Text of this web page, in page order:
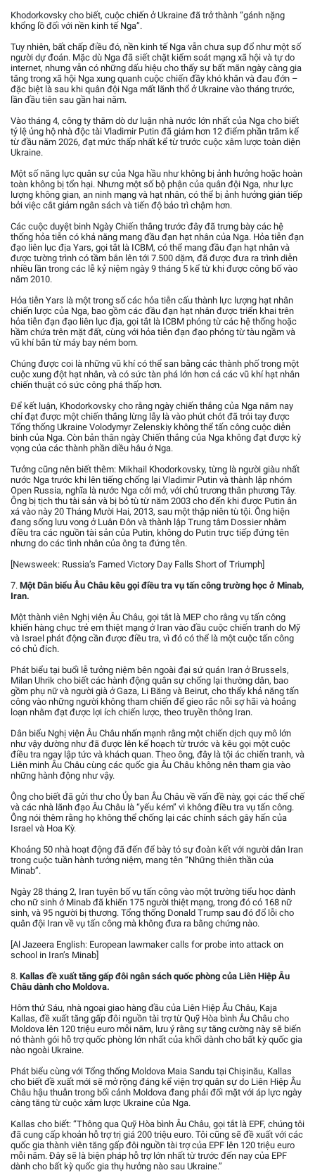
Khodorkovsky cho biết, cuộc chiến ở Ukraine đã trở thành “gánh nặng
khổng lồ đối với nền kinh tế Nga”.
Tuy nhiên, bất chấp điều đó, nền kinh tế Nga vẫn chưa sụp đổ như một số
người dự đoán. Mặc dù Nga đã siết chặt kiểm soát mạng xã hội và tự do
internet, nhưng vẫn có những dấu hiệu cho thấy sự bất mãn ngày càng gia
tăng trong xã hội Nga xung quanh cuộc chiến đầy khó khăn và đau đớn –
đặc biệt là sau khi quân đội Nga mất lãnh thổ ở Ukraine vào tháng trước,
lần đầu tiên sau gần hai năm.
Vào tháng 4, công ty thăm dò dư luận nhà nước lớn nhất của Nga cho biết
tỷ lệ ủng hộ nhà độc tài Vladimir Putin đã giảm hơn 12 điểm phần trăm kể
từ đầu năm 2026, đạt mức thấp nhất kể từ trước cuộc xâm lược toàn diện
Ukraine.
Một số năng lực quân sự của Nga hầu như không bị ảnh hưởng hoặc hoàn
toàn không bị tổn hại. Nhưng một số bộ phận của quân đội Nga, như lực
lượng không gian, an ninh mạng và hạt nhân, có thể bị ảnh hưởng gián tiếp
bởi việc cắt giảm ngân sách và tiến độ bảo trì chậm hơn.
Các cuộc duyệt binh Ngày Chiến thắng trước đây đã trưng bày các hệ
thống hỏa tiễn có khả năng mang đầu đạn hạt nhân của Nga. Hỏa tiễn đạn
đạo liên lục địa Yars, gọi tắt là ICBM, có thể mang đầu đạn hạt nhân và
được tường trình có tầm bắn lên tới 7.500 dặm, đã được đưa ra trình diễn
nhiều lần trong các lễ kỷ niệm ngày 9 tháng 5 kể từ khi được công bố vào
năm 2010.
Hỏa tiễn Yars là một trong số các hỏa tiễn cấu thành lực lượng hạt nhân
chiến lược của Nga, bao gồm các đầu đạn hạt nhân được triển khai trên
hỏa tiễn đạn đạo liên lục địa, gọi tắt là ICBM phóng từ các hệ thống hoặc
hầm chứa trên mặt đất, cùng với hỏa tiễn đạn đạo phóng từ tàu ngầm và
vũ khí bắn từ máy bay ném bom.
Chúng được coi là những vũ khí có thể san bằng các thành phố trong một
cuộc xung đột hạt nhân, và có sức tàn phá lớn hơn cả các vũ khí hạt nhân
chiến thuật có sức công phá thấp hơn.
Để kết luận, Khodorkovsky cho rằng ngày chiến thắng của Nga năm nay
chỉ đạt được một chiến thắng lừng lẫy là vào phút chót đã trói tay được
Tổng thống Ukraine Volodymyr Zelenskiy không thể tấn công cuộc diễn
binh của Nga. Còn bản thân ngày Chiến thắng của Nga không đạt được kỳ
vọng của các thành phần diều hâu ở Nga.
Tưởng cũng nên biết thêm: Mikhail Khodorkovsky, từng là người giàu nhất
nước Nga trước khi lên tiếng chống lại Vladimir Putin và thành lập nhóm
Open Russia, nghĩa là nước Nga cởi mở, với chủ trương thân phương Tây.
Ông bị tịch thu tài sản và bị bỏ tù từ năm 2003 cho đến khi được Putin ân
xá vào này 20 Tháng Mười Hai, 2013, sau một thập niên tù tội. Ông hiện
đang sống lưu vong ở Luân Đôn và thành lập Trung tâm Dossier nhằm
điều tra các nguồn tài sản của Putin, không do Putin trực tiếp đứng tên
nhưng do các tình nhân của ông ta đứng tên.
[Newsweek: Russia’s Famed Victory Day Falls Short of Triumph]
7. Một Dân biểu Âu Châu kêu gọi điều tra vụ tấn công trường học ở Minab,
Iran.
Một thành viên Nghị viện Âu Châu, gọi tắt là MEP cho rằng vụ tấn công
khiến hàng chục trẻ em thiệt mạng ở Iran vào đầu cuộc chiến tranh do Mỹ
và Israel phát động cần được điều tra, vì đó có thể là một cuộc tấn công
có chủ đích.
Phát biểu tại buổi lễ tưởng niệm bên ngoài đại sứ quán Iran ở Brussels,
Milan Uhrik cho biết các hành động quân sự chống lại thường dân, bao
gồm phụ nữ và người già ở Gaza, Li Băng và Beirut, cho thấy khả năng tấn
công vào những người không tham chiến để gieo rắc nỗi sợ hãi và hoảng
loạn nhằm đạt được lợi ích chiến lược, theo truyền thông Iran.
Dân biểu Nghị viện Âu Châu nhấn mạnh rằng một chiến dịch quy mô lớn
như vậy dường như đã được lên kế hoạch từ trước và kêu gọi một cuộc
điều tra ngay lập tức và khách quan. Theo ông, đây là tội ác chiến tranh, và
Liên minh Âu Châu cùng các quốc gia Âu Châu không nên tham gia vào
những hành động như vậy.
Ông cho biết đã gửi thư cho Ủy ban Âu Châu về vấn đề này, gọi các thể chế
và các nhà lãnh đạo Âu Châu là “yếu kém” vì không điều tra vụ tấn công.
Ông nói thêm rằng họ không thể chống lại các chính sách gây hấn của
Israel và Hoa Kỳ.
Khoảng 50 nhà hoạt động đã đến để bày tỏ sự đoàn kết với người dân Iran
trong cuộc tuần hành tưởng niệm, mang tên “Những thiên thần của
Minab”.
Ngày 28 tháng 2, Iran tuyên bố vụ tấn công vào một trường tiểu học dành
cho nữ sinh ở Minab đã khiến 175 người thiệt mạng, trong đó có 168 nữ
sinh, và 95 người bị thương. Tổng thống Donald Trump sau đó đổ lỗi cho
quân đội Iran về vụ tấn công mà không đưa ra bằng chứng nào.
[Al Jazeera English: European lawmaker calls for probe into attack on
school in Iran’s Minab]
8. Kallas đề xuất tăng gấp đôi ngân sách quốc phòng của Liên Hiệp Âu
Châu dành cho Moldova.
Hôm thứ Sáu, nhà ngoại giao hàng đầu của Liên Hiệp Âu Châu, Kaja
Kallas, đề xuất tăng gấp đôi nguồn tài trợ từ Quỹ Hòa bình Âu Châu cho
Moldova lên 120 triệu euro mỗi năm, lưu ý rằng sự tăng cường này sẽ biến
nó thành gói hỗ trợ quốc phòng lớn nhất của khối dành cho bất kỳ quốc gia
nào ngoài Ukraine.
Phát biểu cùng với Tổng thống Moldova Maia Sandu tại Chișinău, Kallas
cho biết đề xuất mới sẽ mở rộng đáng kể viện trợ quân sự do Liên Hiệp Âu
Châu hậu thuẫn trong bối cảnh Moldova đang phải đối mặt với áp lực ngày
càng tăng từ cuộc xâm lược Ukraine của Nga.
Kallas cho biết: “Thông qua Quỹ Hòa bình Âu Châu, gọi tắt là EPF, chúng tôi
đã cung cấp khoản hỗ trợ trị giá 200 triệu euro. Tôi cũng sẽ đề xuất với các
quốc gia thành viên tăng gấp đôi nguồn tài trợ của EPF lên 120 triệu euro
mỗi năm. Đây sẽ là biện pháp hỗ trợ lớn nhất từ trước đến nay của EPF
dành cho bất kỳ quốc gia thụ hưởng nào sau Ukraine.”